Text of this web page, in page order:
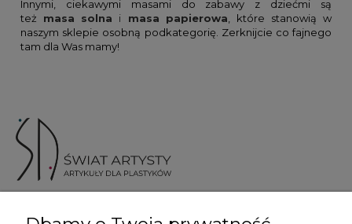
Innymi, ciekawymi masami do zabawy z dziećmi są
też masa solna i masa papierowa , które stanowią w
naszym sklepie osobną podkategorię. Zerknijcie co fajnego
tam dla Was mamy!